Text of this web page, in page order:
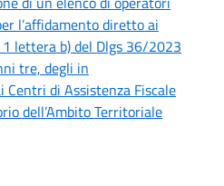
l’affidamento diretto ai
lettera b) del Dlgs 36/2023
tre, degli in
di Assistenza Fiscale
dell’Ambito Territoriale